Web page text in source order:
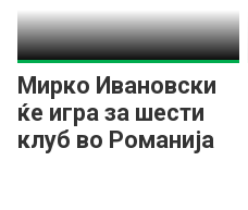
Мирко Ивановски
ќе игра за шести
клуб во Романија